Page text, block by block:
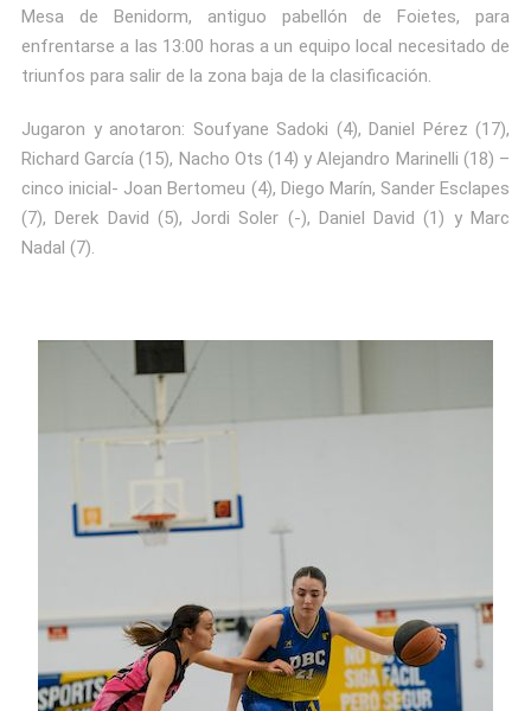
Mesa de Benidorm, antiguo pabellón de Foietes, para
enfrentarse a las 13:00 horas a un equipo local necesitado de
triunfos para salir de la zona baja de la clasificación.
Jugaron y anotaron: Soufyane Sadoki (4), Daniel Pérez (17),
Richard García (15), Nacho Ots (14) y Alejandro Marinelli (18) –
cinco inicial- Joan Bertomeu (4), Diego Marín, Sander Esclapes
(7), Derek David (5), Jordi Soler (-), Daniel David (1) y Marc
Nadal (7).